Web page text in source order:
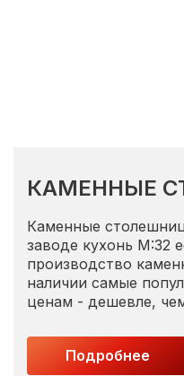
КАМЕННЫЕ
Каменные
заводе кухонь М:32
производство
наличии самые
ценам - дешевле,
Подробнее